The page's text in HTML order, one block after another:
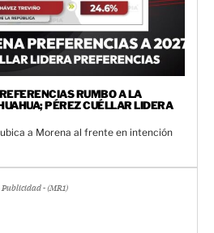
RUMBO A LA
PÉREZ CUÉLLAR LIDERA
a Morena al frente en intención
Publicidad - (MR1)